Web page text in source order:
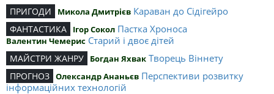
ПРИГОДИ Микола Дмитрієв Караван до Сідігейро
ФАНТАСТИКА Ігор Сокол Пастка Хроноса
Валентин Чемерис Старий і двоє дітей
МАЙСТРИ ЖАНРУ Богдан Яхвак Творець Віннету
ПРОГНОЗ Олександр Ананьєв Перспективи розвитку
інформаційних технологій